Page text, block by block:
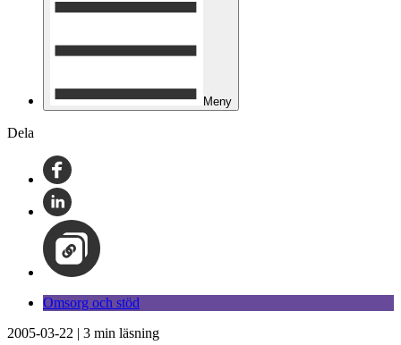
Meny
Dela
Omsorg och stöd
2005-03-22 | 3 min läsning